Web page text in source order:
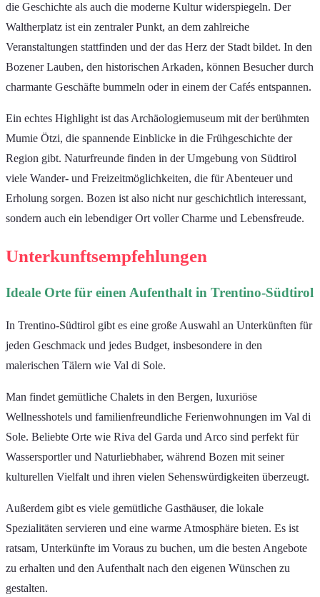
die Geschichte als auch die moderne Kultur widerspiegeln. Der
Waltherplatz ist ein zentraler Punkt, an dem zahlreiche
Veranstaltungen stattfinden und der das Herz der Stadt bildet. In den
Bozener Lauben, den historischen Arkaden, können Besucher durch
charmante Geschäfte bummeln oder in einem der Cafés entspannen.
Ein echtes Highlight ist das Archäologiemuseum mit der berühmten
Mumie Ötzi, die spannende Einblicke in die Frühgeschichte der
Region gibt. Naturfreunde finden in der Umgebung von Südtirol
viele Wander- und Freizeitmöglichkeiten, die für Abenteuer und
Erholung sorgen. Bozen ist also nicht nur geschichtlich interessant,
sondern auch ein lebendiger Ort voller Charme und Lebensfreude.
Unterkunftsempfehlungen
Ideale Orte für einen Aufenthalt in Trentino-Südtirol
In Trentino-Südtirol gibt es eine große Auswahl an Unterkünften für
jeden Geschmack und jedes Budget, insbesondere in den
malerischen Tälern wie Val di Sole.
Man findet gemütliche Chalets in den Bergen, luxuriöse
Wellnesshotels und familienfreundliche Ferienwohnungen im Val di
Sole. Beliebte Orte wie Riva del Garda und Arco sind perfekt für
Wassersportler und Naturliebhaber, während Bozen mit seiner
kulturellen Vielfalt und ihren vielen Sehenswürdigkeiten überzeugt.
Außerdem gibt es viele gemütliche Gasthäuser, die lokale
Spezialitäten servieren und eine warme Atmosphäre bieten. Es ist
ratsam, Unterkünfte im Voraus zu buchen, um die besten Angebote
zu erhalten und den Aufenthalt nach den eigenen Wünschen zu
gestalten.